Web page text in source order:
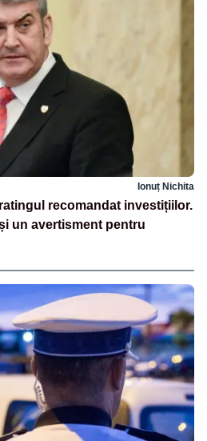
Ionuț Nichita
recomandat investițiilor.
un avertisment pentru